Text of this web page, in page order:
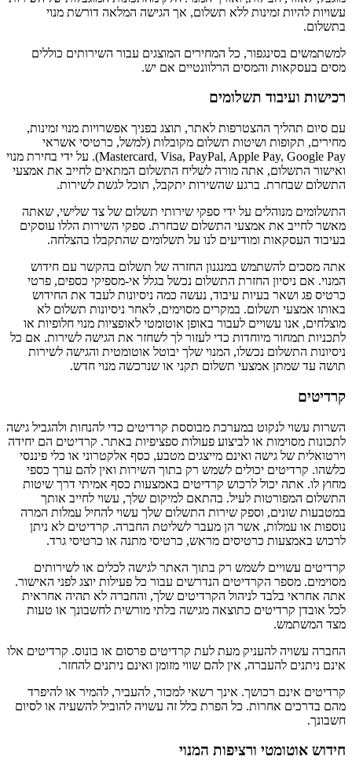
עשויות להיות זמינות ללא תשלום, אך הגישה המלאה דורשת מנוי
בתשלום.
למשתמשים בסינגפור, כל המחירים המוצגים עבור השירותים כוללים
מסים בעסקאות והמסים הרלוונטיים אם יש.
רכישות ועיבוד תשלומים
עם סיום תהליך ההצטרפות לאתר, תוצג בפניך אפשרויות מנוי זמינות,
מחירים, תקופות ושיטות תשלום מקובלות (למשל, כרטיסי אשראי
Mastercard, Visa, PayPal, Apple Pay, Google Pay). על ידי בחירת מנוי
ואישור התשלום, אתה מורה לשליח התשלום המתאים לחייב את אמצעי
התשלום שבחרת. ברגע שהשירות יתקבל, תוכל לגשת לשירות.
התשלומים מנוהלים על ידי ספקי שירותי תשלום של צד שלישי, שאתה
מאשר לחייב את אמצעי התשלום שבחרת. ספקי השירות הללו עוסקים
בעיבוד העסקאות ומודיעים לנו על תשלומים שהתקבלו בהצלחה.
אתה מסכים להשתמש במנגנון החזרה של תשלום בהקשר עם חידוש
המנוי. אם ניסיון החזרת התשלום נכשל בגלל אי-מספיקי כספים, פרטי
כרטיס פג ושאר בעיות עיבוד, נעשה כמה ניסיונות לעבד את החידוש
באותו אמצעי תשלום. במקרים מסוימים, לאחר ניסיונות תשלום לא
מוצלחים, אנו עשויים לעבור באופן אוטומטי לאופציות מנוי חלופיות או
לתכניות תמחור מיוחדות כדי לעזור לך לשחזר את הגישה לשירות. אם כל
ניסיונות התשלום נכשלו, המנוי שלך יבוטל אוטומטית והגישה לשירות
תושה עד שמתן אמצעי תשלום תקני או שנרכשה מנוי חדש.
קרדיטים
השרות עשוי לנקוט במערכת מבוססת קרדיטים כדי להנחות ולהגביל גישה
לתכונות מסוימות או לביצוע פעולות ספציפיות באתר. קרדיטים הם יחידה
וירטואלית של גישה ואינם מייצגים מטבע, כסף אלקטרוני או כלי פיננסי
כלשהו. קרדיטים יכולים לשמש רק בתוך השירות ואין להם ערך כספי
מחוץ לו. אתה יכול לרכוש קרדיטים באמצעות כסף אמיתי דרך שיטות
התשלום המפורטות לעיל. בהתאם למיקום שלך, עשוי לחייב אותך
במטבעות שונים, וספק שירות התשלום שלך עשוי להחיל עמלות המרה
נוספות או עמלות, אשר הן מעבר לשליטת החברה. קרדיטים לא ניתן
לרכוש באמצעות כרטיסים מראש, כרטיסי מתנה או כרטיסי גרד.
קרדיטים עשויים לשמש רק בתוך האתר לגישה לכלים או לשירותים
מסוימים. מספר הקרדיטים הנדרשים עבור כל פעילות יוצג לפני האישור.
אתה אחראי בלבד לניהול הקרדיטים שלך, והחברה לא תהיה אחראית
לכל אובדן קרדיטים כתוצאה מגישה בלתי מורשית לחשבונך או טעות
מצד המשתמש.
החברה עשויה להעניק מעת לעת קרדיטים פרסום או בונוס. קרדיטים אלו
אינם ניתנים להעברה, אין להם שווי מזומן ואינם ניתנים להחזר.
קרדיטים אינם רכושך. אינך רשאי למכור, להעביר, להמיר או להיפרד
מהם בדרכים אחרות. כל הפרת כלל זה עשויה להוביל להשעיה או לסיום
חשבונך.
חידוש אוטומטי ורציפות המנוי